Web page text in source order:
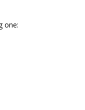
one: